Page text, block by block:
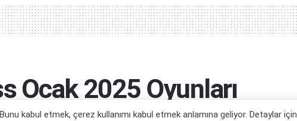
Ocak 2025 Oyunları
kabul etmek, çerez kullanımı kabul etmek anlamına geliyor. Detaylar için